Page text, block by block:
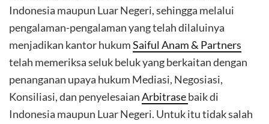
Indonesia maupun Luar Negeri, sehingga melalui
pengalaman-pengalaman yang telah dilaluinya
menjadikan kantor hukumSaiful Anam & Partners
telah memeriksa seluk beluk yang berkaitan dengan
penanganan upaya hukum Mediasi, Negosiasi,
Konsiliasi, dan penyelesaianArbitrasebaik di
Indonesia maupun Luar Negeri. Untuk itu tidak salah